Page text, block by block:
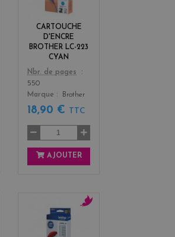
CARTOUCHE
D'ENCRE
BROTHER LC-223
CYAN
Color
Nbr. de pages
550
Marque
Brother
18,90 € TTC
AJOUTER